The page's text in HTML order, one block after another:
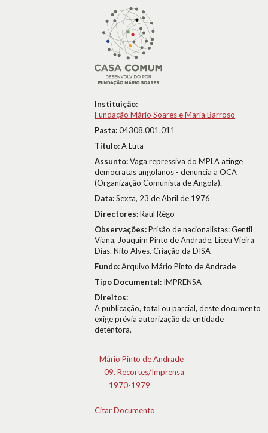
Instituição:
Fundação Mário Soares e Maria Barroso
Pasta:04308.001.011
Título:A Luta
Assunto:Vaga repressiva do MPLA atinge
democratas angolanos - denuncia a OCA
(Organização Comunista de Angola).
Data:Sexta, 23 de Abril de 1976
Directores:Raul Rêgo
Observações:Prisão de nacionalistas: Gentil
Viana, Joaquim Pinto de Andrade, Liceu Vieira
Dias. Nito Alves. Criação da DISA
Fundo:Arquivo Mário Pinto de Andrade
Tipo Documental: IMPRENSA
Direitos:
A publicação, total ou parcial, deste documento
exige prévia autorização da entidade
detentora.
Mário Pinto de Andrade
09. Recortes/Imprensa
1970-1979
Citar Documento